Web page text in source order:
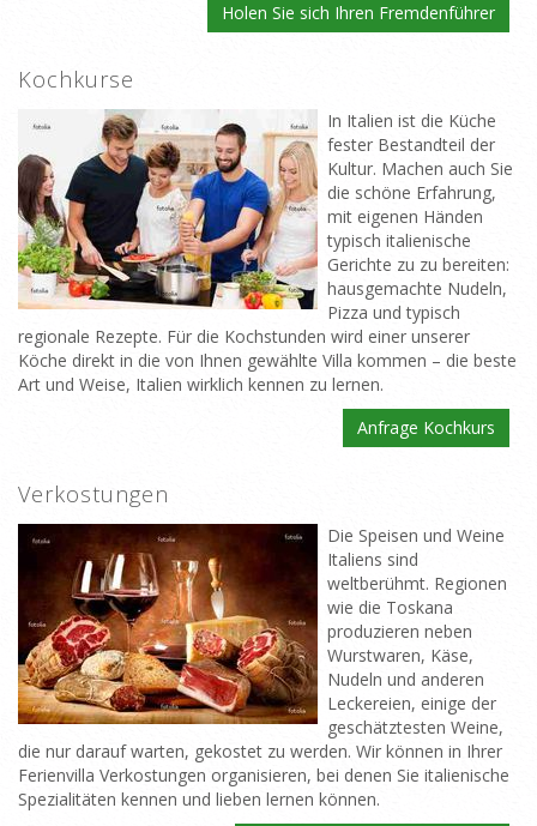
Holen Sie sich Ihren Fremdenführer
Kochkurse
In Italien ist die Küche
fester Bestandteil der
Kultur. Machen auch Sie
die schöne Erfahrung,
mit eigenen Händen
typisch italienische
Gerichte zu zu bereiten:
hausgemachte Nudeln,
Pizza und typisch
regionale Rezepte. Für die Kochstunden wird einer unserer
Köche direkt in die von Ihnen gewählte Villa kommen – die beste
Art und Weise, Italien wirklich kennen zu lernen.
Anfrage Kochkurs
Verkostungen
Die Speisen und Weine
Italiens sind
weltberühmt. Regionen
wie die Toskana
produzieren neben
Wurstwaren, Käse,
Nudeln und anderen
Leckereien, einige der
geschätztesten Weine,
die nur darauf warten, gekostet zu werden. Wir können in Ihrer
Ferienvilla Verkostungen organisieren, bei denen Sie italienische
Spezialitäten kennen und lieben lernen können.